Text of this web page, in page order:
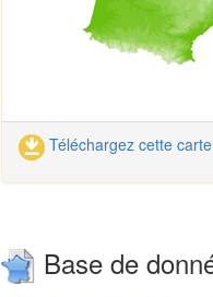
Téléchargez cette carte
Base de